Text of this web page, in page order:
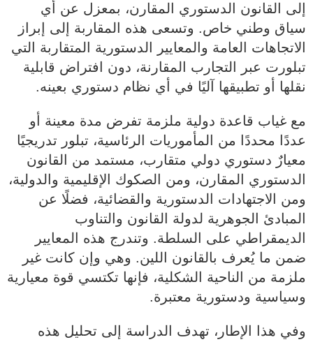
إلى القانون الدستوري المقارن، بمعزل عن أي
سياق وطني خاص. وتسعى هذه المقاربة إلى إبراز
الاتجاهات العامة والمعايير الدستورية المتقاربة التي
تبلورت عبر التجارب المقارنة، دون افتراض قابلية
نقلها أو تطبيقها آليًا في أي نظام دستوري بعينه.
مع غياب قاعدة دولية ملزمة تفرض مدة معينة أو
عددًا محددًا من المأموريات الرئاسية، تبلور تدريجيًا
معيارٌ دستوري دولي متقارب، مستمد من القانون
الدستوري المقارن، ومن الصكوك الإقليمية والدولية،
ومن الاجتهادات الدستورية والقضائية، فضلًا عن
المبادئ الجوهرية لدولة القانون والتناوب
الديمقراطي على السلطة. وتندرج هذه المعايير
ضمن ما يُعرف بالقانون اللين. وهي وإن كانت غير
ملزمة من الناحية الشكلية، فإنها تكتسي قوة معيارية
وسياسية ودستورية معتبرة.
وفي هذا الإطار، تهدف الدراسة إلى تحليل هذه